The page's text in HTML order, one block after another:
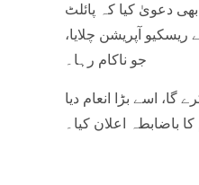
دعویٰ کیا کہ پائلٹ
ہرکولیس طیارے کے ذریعے ریسکیو آپریشن چلایا،
جو ناکام رہا۔
گا، اسے بڑا انعام دیا
باضابطہ اعلان کیا۔